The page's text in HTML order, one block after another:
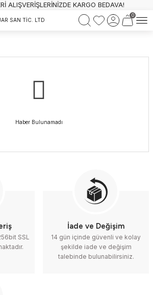
ALIŞVERİŞLERİNİZDE KARGO BEDAVA!
0
Haber Bulunamadı
SSL
İade ve Değişim
14 gün içinde güvenli ve kolay
şekilde iade ve değişim
talebinde bulunabilirsiniz.